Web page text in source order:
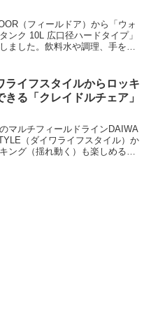
（フィールドア）から「ウォ
ンク 10L 広口径ハードタイプ」
ました。飲料水や調理、手を洗
害時にも活躍するアイテムで
をレビューします。
ライフスタイルからロッキ
きる「クレイドルチェア」
マルチフィールドラインDAIWA
（ダイワライフスタイル）か
ング（揺れ動く）も楽しめるリ